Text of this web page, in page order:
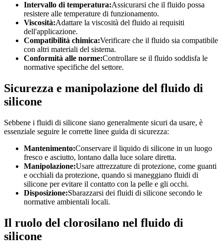
Intervallo di temperatura:Assicurarsi che il fluido possa
resistere alle temperature di funzionamento.
Viscosità:Adattare la viscosità del fluido ai requisiti
dell'applicazione.
Compatibilità chimica:Verificare che il fluido sia compatibile
con altri materiali del sistema.
Conformità alle norme:Controllare se il fluido soddisfa le
normative specifiche del settore.
Sicurezza e manipolazione del fluido di
silicone
Sebbene i fluidi di silicone siano generalmente sicuri da usare, è
essenziale seguire le corrette linee guida di sicurezza:
Mantenimento:Conservare il liquido di silicone in un luogo
fresco e asciutto, lontano dalla luce solare diretta.
Manipolazione:Usare attrezzature di protezione, come guanti
e occhiali da protezione, quando si maneggiano fluidi di
silicone per evitare il contatto con la pelle e gli occhi.
Disposizione:Sbarazzarsi dei fluidi di silicone secondo le
normative ambientali locali.
Il ruolo del clorosilano nel fluido di
silicone